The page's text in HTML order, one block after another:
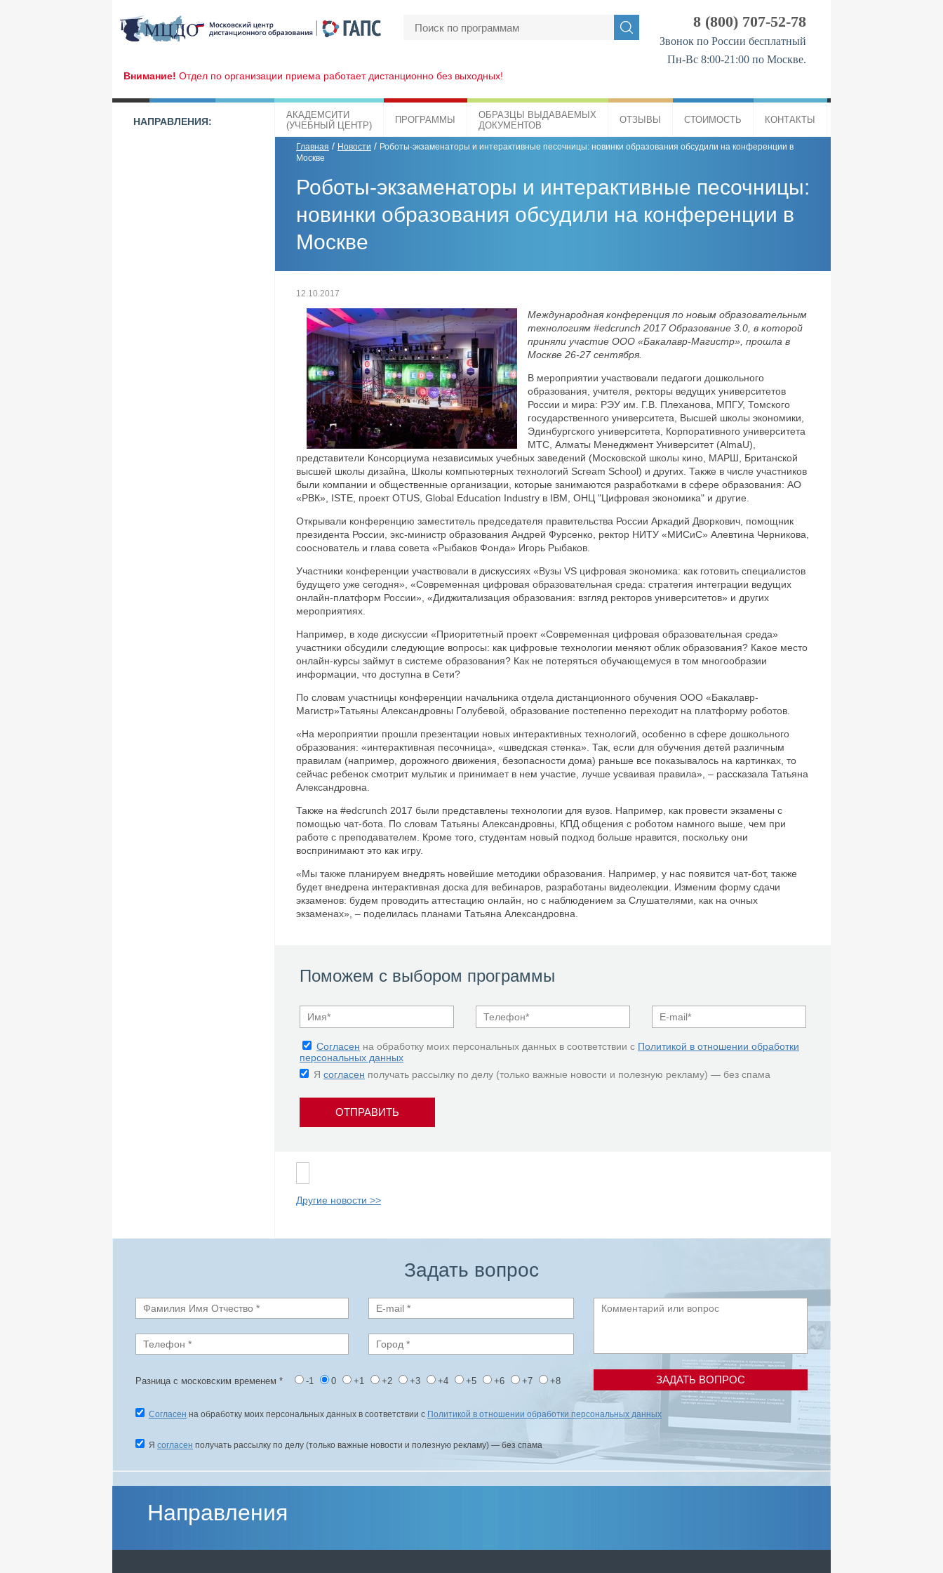
8 (800) 707-52-78
Звонок по России бесплатный
Пн-Вс 8:00-21:00 по Москве.
Внимание! Отдел по организации приема работает дистанционно без выходных!
НАПРАВЛЕНИЯ:
АКАДЕМСИТИ
(УЧЕБНЫЙ ЦЕНТР)
ПРОГРАММЫ
ОБРАЗЦЫ ВЫДАВАЕМЫХ
ДОКУМЕНТОВ
ОТЗЫВЫ СТОИМОСТЬ КОНТАКТЫ
Главная / Новости / Роботы-экзаменаторы и интерактивные песочницы: новинки образования обсудили на конференции в
Москве
Роботы-экзаменаторы и интерактивные песочницы:
новинки образования обсудили на конференции в
Москве
12.10.2017
Международная конференция по новым образовательным
технологиям #edcrunch 2017 Образование 3.0, в которой
приняли участие ООО «Бакалавр-Магистр», прошла в
Москве 26-27 сентября.
В мероприятии участвовали педагоги дошкольного
образования, учителя, ректоры ведущих университетов
России и мира: РЭУ им. Г.В. Плеханова, МПГУ, Томского
государственного университета, Высшей школы экономики,
Эдинбургского университета, Корпоративного университета
МТС, Алматы Менеджмент Университет (AlmaU),
представители Консорциума независимых учебных заведений (Московской школы кино, МАРШ, Британской
высшей школы дизайна, Школы компьютерных технологий Scream School) и других. Также в числе участников
были компании и общественные организации, которые занимаются разработками в сфере образования: АО
«РВК», ISTE, проект OTUS, Global Education Industry в IBM, ОНЦ "Цифровая экономика" и другие.
Открывали конференцию заместитель председателя правительства России Аркадий Дворкович, помощник
президента России, экс-министр образования Андрей Фурсенко, ректор НИТУ «МИСиС» Алевтина Черникова,
сооснователь и глава совета «Рыбаков Фонда» Игорь Рыбаков.
Участники конференции участвовали в дискуссиях «Вузы VS цифровая экономика: как готовить специалистов
будущего уже сегодня», «Современная цифровая образовательная среда: стратегия интеграции ведущих
онлайн-платформ России», «Диджитализация образования: взгляд ректоров университетов» и других
мероприятиях.
Например, в ходе дискуссии «Приоритетный проект «Современная цифровая образовательная среда»
участники обсудили следующие вопросы: как цифровые технологии меняют облик образования? Какое место
онлайн-курсы займут в системе образования? Как не потеряться обучающемуся в том многообразии
информации, что доступна в Сети?
По словам участницы конференции начальника отдела дистанционного обучения ООО «Бакалавр-
Магистр»Татьяны Александровны Голубевой, образование постепенно переходит на платформу роботов.
«На мероприятии прошли презентации новых интерактивных технологий, особенно в сфере дошкольного
образования: «интерактивная песочница», «шведская стенка». Так, если для обучения детей различным
правилам (например, дорожного движения, безопасности дома) раньше все показывалось на картинках, то
сейчас ребенок смотрит мультик и принимает в нем участие, лучше усваивая правила», – рассказала Татьяна
Александровна.
Также на #edcrunch 2017 были представлены технологии для вузов. Например, как провести экзамены с
помощью чат-бота. По словам Татьяны Александровны, КПД общения с роботом намного выше, чем при
работе с преподавателем. Кроме того, студентам новый подход больше нравится, поскольку они
воспринимают это как игру.
«Мы также планируем внедрять новейшие методики образования. Например, у нас появится чат-бот, также
будет внедрена интерактивная доска для вебинаров, разработаны видеолекции. Изменим форму сдачи
экзаменов: будем проводить аттестацию онлайн, но с наблюдением за Слушателями, как на очных
экзаменах», – поделилась планами Татьяна Александровна.
Поможем с выбором программы
Согласен на обработку моих персональных данных в соответствии с Политикой в отношении обработки
персональных данных
Я согласен получать рассылку по делу (только важные новости и полезную рекламу) — без спама
ОТПРАВИТЬ
Другие новости >>
Задать вопрос
Разница с московским временем * -1 0 +1 +2 +3 +4 +5 +6 +7 +8 ЗАДАТЬ ВОПРОС
Согласен на обработку моих персональных данных в соответствии с Политикой в отношении обработки персональных данных
Я согласен получать рассылку по делу (только важные новости и полезную рекламу) — без спама
Направления